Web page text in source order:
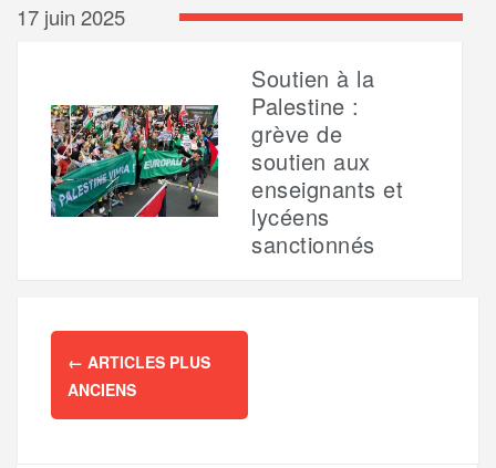
17 juin 2025
Soutien à la
Palestine :
grève de
soutien aux
enseignants et
lycéens
sanctionnés
Navigation
des
articles
← ARTICLES PLUS
ANCIENS